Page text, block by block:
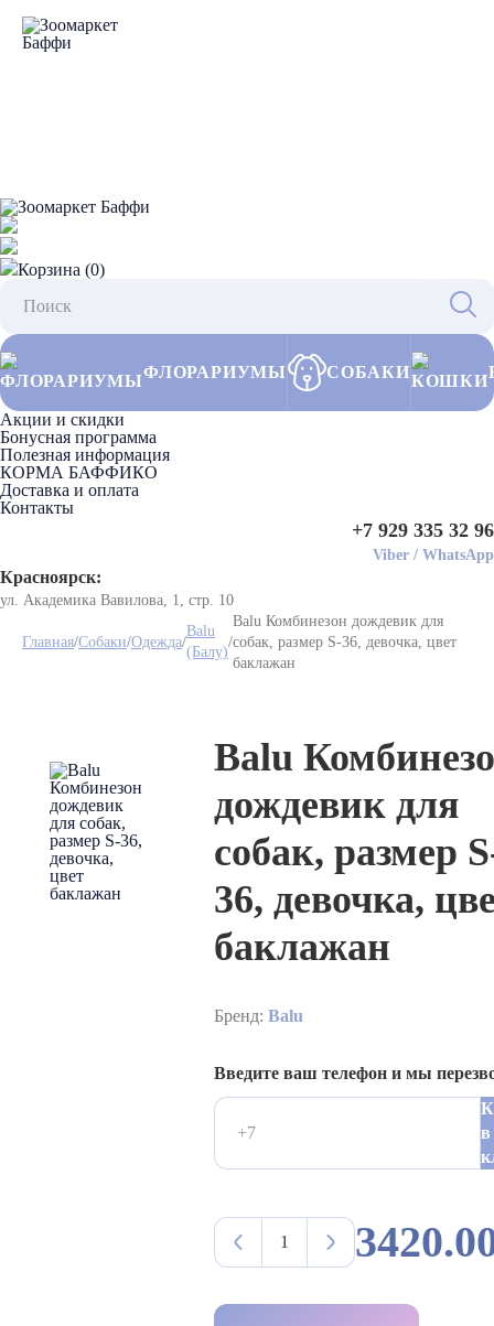
Корзина (0)
ФЛОРАРИУМЫ СОБАКИ
Акции и скидки
Бонусная программа
Полезная информация
КОРМА БАФФИКО
Доставка и оплата
Контакты
+7 929 335 32 96
Viber / WhatsApp
Красноярск:
ул. Академика Вавилова, 1, стр. 10
Главная/Собаки/Одежда/
Balu
(Балу)
/
Balu Комбинезон дождевик для
собак, размер S-36, девочка, цвет
баклажан
Balu
дождевик для
собак, размер
36, девочка,
баклажан
Бренд: Balu
Введите ваш телефон и мы
в